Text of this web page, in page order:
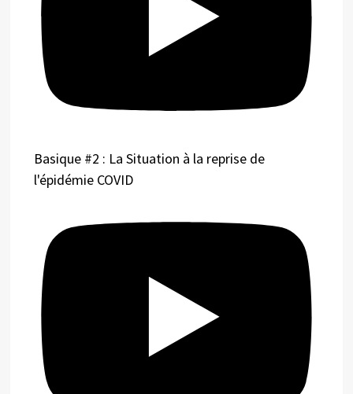
Basique #2 : La Situation à la reprise de
l'épidémie COVID